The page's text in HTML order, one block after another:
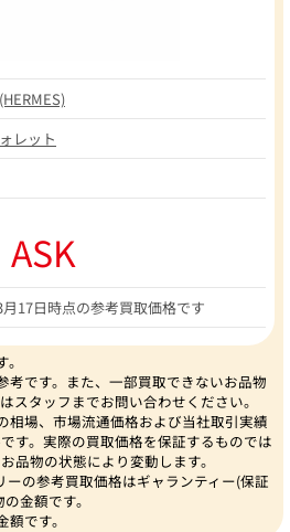
レット
ASK
17日時点の参考買取価格です
考です。また、一部買取できないお品物
スタッフまでお問い合わせください。
相場、市場流通価格および当社取引実績
す。実際の買取価格を保証するものでは
品物の状態により変動します。
の参考買取価格はギャランティー(保証
金額です。
です。